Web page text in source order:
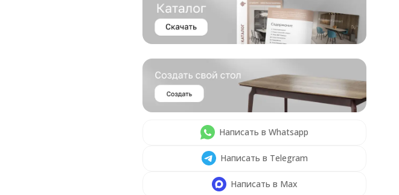
Написать в Whatsapp
Написать в Telegram
Написать в Max